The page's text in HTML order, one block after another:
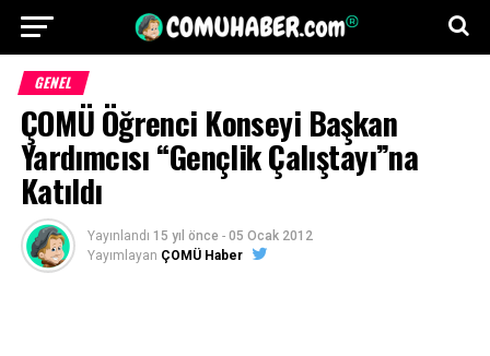
GENEL
ÇOMÜ Öğrenci Konseyi Başkan
Yardımcısı “Gençlik Çalıştayı”na
Katıldı
Yayınlandı 15 yıl önce - 05 Ocak 2012
Yayımlayan ÇOMÜ Haber